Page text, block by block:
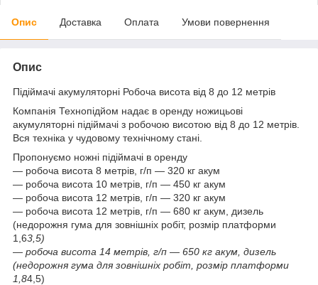
Опис Доставка Оплата Умови повернення
Опис
Підіймачі акумуляторні Робоча висота від 8 до 12 метрів
Компанія Технопідйом надає в оренду ножицьові
акумуляторні підіймачі з робочою висотою від 8 до 12 метрів.
Вся техніка у чудовому технічному стані.
Пропонуємо ножні підіймачі в оренду
— робоча висота 8 метрів, г/п — 320 кг акум
— робоча висота 10 метрів, г/п — 450 кг акум
— робоча висота 12 метрів, г/п — 320 кг акум
— робоча висота 12 метрів, г/п — 680 кг акум, дизель
(недорожня гума для зовнішніх робіт, розмір платформи
1,63,5)
— робоча висота 14 метрів, г/п — 650 кг акум, дизель
(недорожня гума для зовнішніх робіт, розмір платформи
1,84,5)